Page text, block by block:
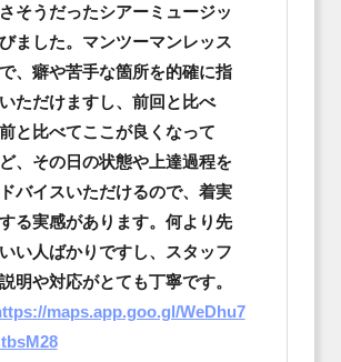
そうだったシアーミュージッ
ました。マンツーマンレッス
、癖や苦手な箇所を的確に指
ただけますし、前回と比べ
と比べてここが良くなって
、その日の状態や上達過程を
バイスいただけるので、着実
る実感があります。何より先
い人ばかりですし、スタッフ
明や対応がとても丁寧です。
maps.app.goo.gl/WeDhu7